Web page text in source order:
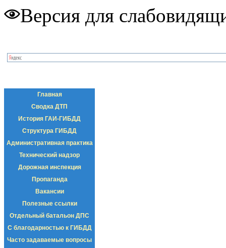
Версия для
Главная
Сводка ДТП
История ГАИ-ГИБДД
Структура ГИБДД
Административная практика
Технический надзор
Дорожная инспекция
Пропаганда
Вакансии
Полезные ссылки
Отдельный батальон ДПС
С благодарностью к ГИБДД
Часто задаваемые вопросы